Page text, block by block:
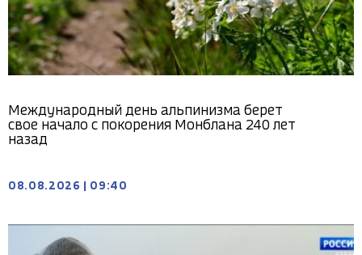
Международный день альпинизма берет
свое начало с покорения Монблана 240 лет
назад
08.08.2026 09:40